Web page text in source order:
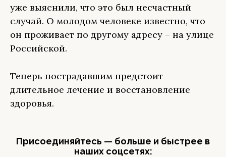
уже выяснили, что это был несчастный
случай. О молодом человеке известно, что
он проживает по другому адресу – на улице
Российской.
Теперь пострадавшим предстоит
длительное лечение и восстановление
здоровья.
Присоединяйтесь — больше и быстрее в
наших соцсетях: